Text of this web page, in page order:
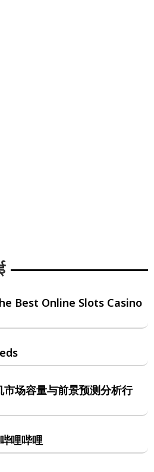
Best Online Slots Casino
场容量与前景预测分析行
哩哔哩